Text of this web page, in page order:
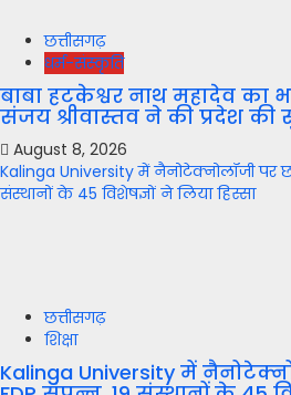
छत्तीसगढ़
धर्म-संस्कृति
बाबा हटकेश्वर नाथ महादेव का
संजय श्रीवास्तव ने की प्रदेश
August 8, 2026
Kalinga University में नैनोटेक्नोलॉजी पर
संस्थानों के 45 विशेषज्ञों ने लिया हिस्सा
छत्तीसगढ़
शिक्षा
Kalinga University में